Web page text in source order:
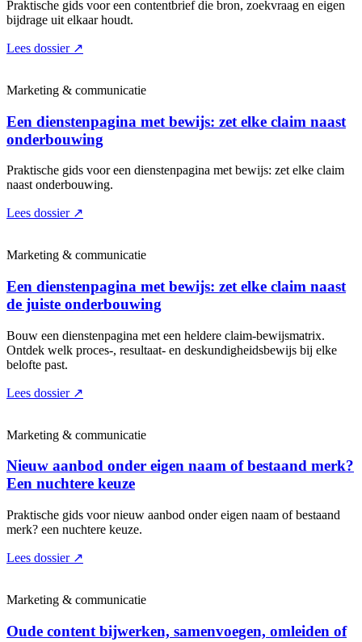
Praktische gids voor een contentbrief die bron, zoekvraag en eigen
bijdrage uit elkaar houdt.
Lees dossier ↗
Marketing & communicatie
Een dienstenpagina met bewijs: zet elke claim naast
onderbouwing
Praktische gids voor een dienstenpagina met bewijs: zet elke claim
naast onderbouwing.
Lees dossier ↗
Marketing & communicatie
Een dienstenpagina met bewijs: zet elke claim naast
de juiste onderbouwing
Bouw een dienstenpagina met een heldere claim-bewijsmatrix.
Ontdek welk proces-, resultaat- en deskundigheidsbewijs bij elke
belofte past.
Lees dossier ↗
Marketing & communicatie
Nieuw aanbod onder eigen naam of bestaand merk?
Een nuchtere keuze
Praktische gids voor nieuw aanbod onder eigen naam of bestaand
merk? een nuchtere keuze.
Lees dossier ↗
Marketing & communicatie
Oude content bijwerken, samenvoegen, omleiden of